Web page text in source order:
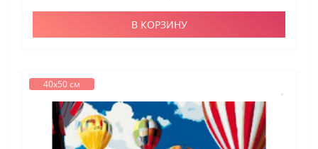
В КОРЗИНУ
40х50 см